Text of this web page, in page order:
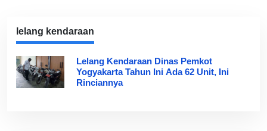
lelang kendaraan
Lelang Kendaraan Dinas Pemkot
Yogyakarta Tahun Ini Ada 62 Unit, Ini
Rinciannya